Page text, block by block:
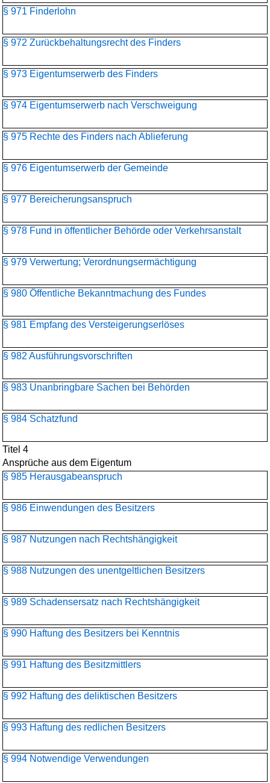
§ 971 Finderlohn
§ 972 Zurückbehaltungsrecht des Finders
§ 973 Eigentumserwerb des Finders
§ 974 Eigentumserwerb nach Verschweigung
§ 975 Rechte des Finders nach Ablieferung
§ 976 Eigentumserwerb der Gemeinde
§ 977 Bereicherungsanspruch
§ 978 Fund in öffentlicher Behörde oder Verkehrsanstalt
§ 979 Verwertung; Verordnungsermächtigung
§ 980 Öffentliche Bekanntmachung des Fundes
§ 981 Empfang des Versteigerungserlöses
§ 982 Ausführungsvorschriften
§ 983 Unanbringbare Sachen bei Behörden
§ 984 Schatzfund
Titel 4
Ansprüche aus dem Eigentum
§ 985 Herausgabeanspruch
§ 986 Einwendungen des Besitzers
§ 987 Nutzungen nach Rechtshängigkeit
§ 988 Nutzungen des unentgeltlichen Besitzers
§ 989 Schadensersatz nach Rechtshängigkeit
§ 990 Haftung des Besitzers bei Kenntnis
§ 991 Haftung des Besitzmittlers
§ 992 Haftung des deliktischen Besitzers
§ 993 Haftung des redlichen Besitzers
§ 994 Notwendige Verwendungen